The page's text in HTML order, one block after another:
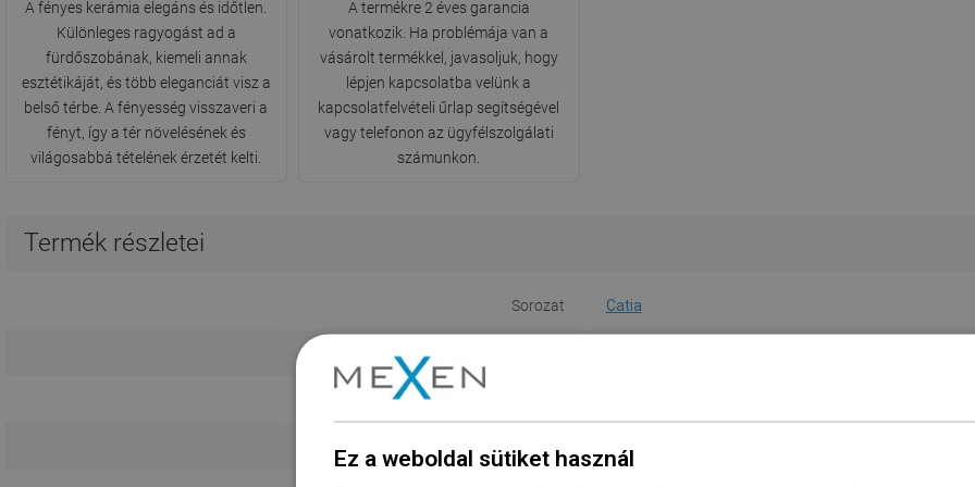
A fényes kerámia elegáns és időtlen.
Különleges ragyogást ad a
fürdőszobának, kiemeli annak
esztétikáját, és több eleganciát visz a
belső térbe. A fényesség visszaveri a
fényt, így a tér növelésének és
világosabbá tételének érzetét kelti.
A termékre 2 éves garancia
vonatkozik. Ha problémája van a
vásárolt termékkel, javasoljuk, hogy
lépjen kapcsolatba velünk a
kapcsolatfelvételi űrlap segítségével
vagy telefonon az ügyfélszolgálati
számunkon.
Termék részletei
Sorozat Catia
Ez a weboldal sütiket használ